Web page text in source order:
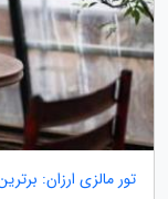
تور مالزی ارزان: